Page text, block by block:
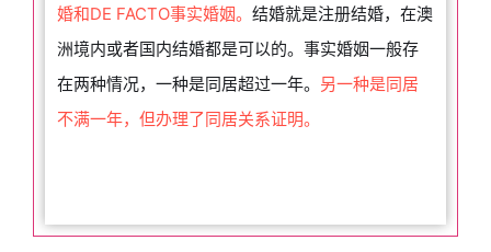
婚和DE FACTO事实婚姻。 结婚就是注册结婚，在澳
洲境内或者国内结婚都是可以的。事实婚姻一般存
在两种情况，一种是同居超过一年。 另一种是同居
不满一年，但办理了同居关系证明。